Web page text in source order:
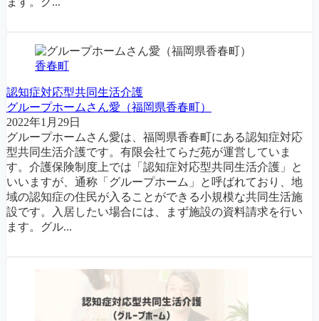
香春町
認知症対応型共同生活介護
グループホームさん愛（福岡県香春町）
2022年1月29日
グループホームさん愛は、福岡県香春町にある認知症対応
型共同生活介護です。有限会社てらだ苑が運営していま
す。介護保険制度上では「認知症対応型共同生活介護」と
いいますが、通称「グループホーム」と呼ばれており、地
域の認知症の住民が入ることができる小規模な共同生活施
設です。入居したい場合には、まず施設の資料請求を行い
ます。グル...